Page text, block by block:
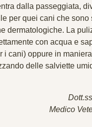
dalla passeggiata,
per quei cani che
dermatologiche. La
con acqua e
i cani) oppure in
delle salviette
Medico